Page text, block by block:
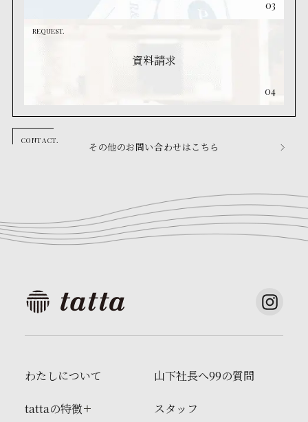
03
REQUEST.
資料請求
04
その他のお問い合わせはこちら
わたしについて
tattaの特徴
山下社長へ99の質問
スタッフ